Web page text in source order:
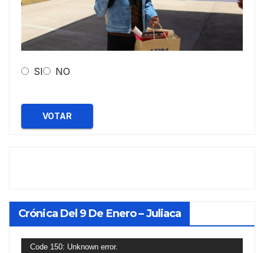
SI NO
VOTAR
Crónica Del 9 De Enero – Juliaca
Reproductor
Code 150: Unknown error.